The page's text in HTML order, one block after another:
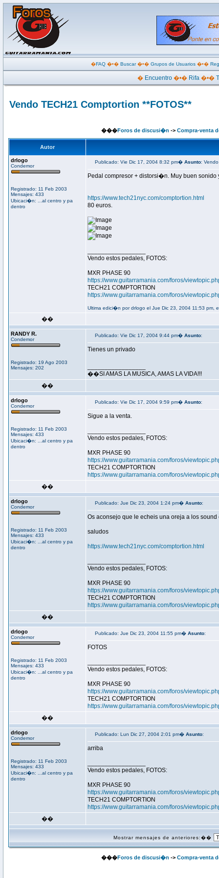
�FAQ�•� Buscar�•� Grupos de Usuarios�•�
� Encuentro �•� Rifa �•�
Vendo TECH21 Comptortion **FOTOS**
���Foros de discusi�n -> Compra-venta
Autor
drlogo
Condemor
Registrado: 11 Feb 2003
Mensajes: 433
Ubicaci�n: ...al centro y pa
dentro
Publicado: Vie Dic 17, 2004 8:32 pm� Asunto:
Pedal compresor + distorsi�n. Muy buen
https://www.tech21nyc.com/comptortion.html
80 euros.
Vendo estos pedales, FOTOS:
MXR PHASE 90
https://www.guitarramania.com/foros/
TECH21 COMPTORTION
https://www.guitarramania.com/foros/
Ultima edici�n por drlogo el Jue Dic 23, 2004 11:53 pm,
��
RANDY R.
Condemor
Registrado: 19 Ago 2003
Mensajes: 202
Publicado: Vie Dic 17, 2004 9:44 pm� Asunto:
Tienes un privado
��SI AMAS LA MUSICA, AMAS LA VIDA!!!
��
drlogo
Condemor
Registrado: 11 Feb 2003
Mensajes: 433
Ubicaci�n: ...al centro y pa
dentro
Publicado: Vie Dic 17, 2004 9:59 pm� Asunto:
Sigue a la venta.
Vendo estos pedales, FOTOS:
MXR PHASE 90
https://www.guitarramania.com/foros/
TECH21 COMPTORTION
https://www.guitarramania.com/foros/
��
drlogo
Condemor
Registrado: 11 Feb 2003
Mensajes: 433
Ubicaci�n: ...al centro y pa
dentro
Publicado: Jue Dic 23, 2004 1:24 pm� Asunto:
Os aconsejo que le echeis una oreja a los
saludos
https://www.tech21nyc.com/comptortion.html
Vendo estos pedales, FOTOS:
MXR PHASE 90
https://www.guitarramania.com/foros/
TECH21 COMPTORTION
https://www.guitarramania.com/foros/
��
drlogo
Condemor
Registrado: 11 Feb 2003
Mensajes: 433
Ubicaci�n: ...al centro y pa
dentro
Publicado: Jue Dic 23, 2004 11:55 pm� Asunto:
FOTOS
Vendo estos pedales, FOTOS:
MXR PHASE 90
https://www.guitarramania.com/foros/
TECH21 COMPTORTION
https://www.guitarramania.com/foros/
��
drlogo
Condemor
Registrado: 11 Feb 2003
Mensajes: 433
Ubicaci�n: ...al centro y pa
dentro
Publicado: Lun Dic 27, 2004 2:01 pm� Asunto:
arriba
Vendo estos pedales, FOTOS:
MXR PHASE 90
https://www.guitarramania.com/foros/
TECH21 COMPTORTION
https://www.guitarramania.com/foros/
��
Mostrar mensajes de anteriores:��
���Foros de discusi�n -> Compra-venta